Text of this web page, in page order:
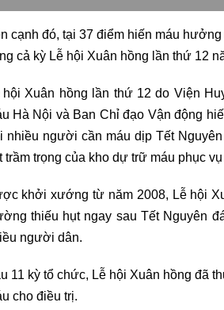
cạnh đó, tại 37 điểm hiến máu
cả kỳ Lễ hội Xuân hồng lần thứ 12
hội Xuân hồng lần thứ 12 do Viện
Hà Nội và Ban Chỉ đạo Vận động
nhiều người cần máu dịp Tết
trầm trọng của kho dự trữ máu phục
khởi xướng từ năm 2008, Lễ hội
thiếu hụt ngay sau Tết Nguyên
người dân.
11 kỳ tổ chức, Lễ hội Xuân hồng đã
cho điều trị.